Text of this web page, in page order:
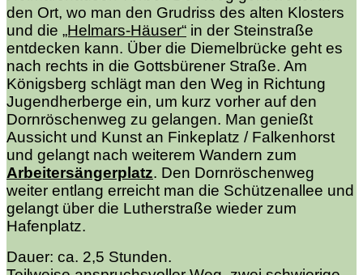
den Ort, wo man den Grudriss des alten Klosters
und die „Helmars-Häuser“ in der Steinstraße
entdecken kann. Über die Diemelbrücke geht es
nach rechts in die Gottsbürener Straße. Am
Königsberg schlägt man den Weg in Richtung
Jugendherberge ein, um kurz vorher auf den
Dornröschenweg zu gelangen. Man genießt
Aussicht und Kunst an Finkeplatz / Falkenhorst
und gelangt nach weiterem Wandern zum
Arbeitersängerplatz. Den Dornröschenweg
weiter entlang erreicht man die Schützenallee und
gelangt über die Lutherstraße wieder zum
Hafenplatz.
Dauer: ca. 2,5 Stunden.